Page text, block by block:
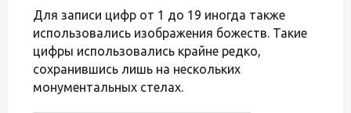
Для записи цифр от 1 до 19 иногда также
использовались изображения божеств. Такие
цифры использовались крайне редко,
сохранившись лишь на нескольких
монументальных стелах.